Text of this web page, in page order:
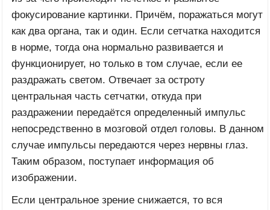
фокусирование картинки. Причём, поражаться могут
как два органа, так и один. Если сетчатка находится
в норме, тогда она нормально развивается и
функционирует, но только в том случае, если ее
раздражать светом. Отвечает за остроту
центральная часть сетчатки, откуда при
раздражении передаётся определенный импульс
непосредственно в мозговой отдел головы. В данном
случае импульсы передаются через нервны глаз.
Таким образом, поступает информация об
изображении.
Если центральное зрение снижается, то вся